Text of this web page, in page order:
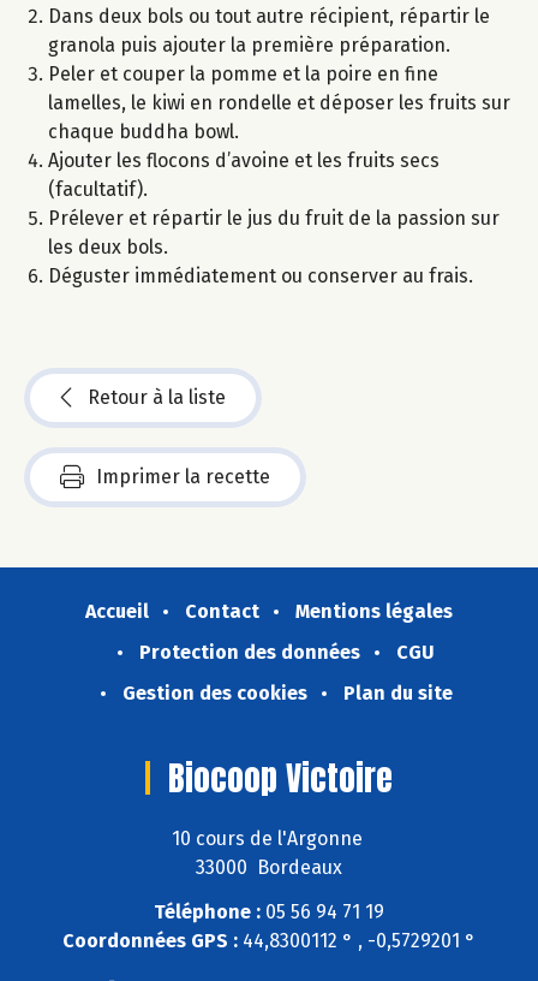
Dans deux bols ou tout autre récipient, répartir le
granola puis ajouter la première préparation.
Peler et couper la pomme et la poire en fine
lamelles, le kiwi en rondelle et déposer les fruits sur
chaque buddha bowl.
Ajouter les flocons d’avoine et les fruits secs
(facultatif).
Prélever et répartir le jus du fruit de la passion sur
les deux bols.
Déguster immédiatement ou conserver au frais.
Retour à la liste
Imprimer la recette
Accueil Contact
Mentions légales
Protection des données
CGU
Gestion des cookies
Plan du site
Biocoop Victoire
10 cours de l'Argonne
33000 Bordeaux
Téléphone : 05 56 94 71 19
Coordonnées GPS : 44,8300112 ° , -0,5729201 °